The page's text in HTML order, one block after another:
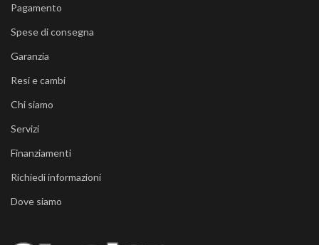
Pagamento
Spese di consegna
Garanzia
Resi e cambi
Chi siamo
Servizi
Finanziamenti
Richiedi informazioni
Dove siamo